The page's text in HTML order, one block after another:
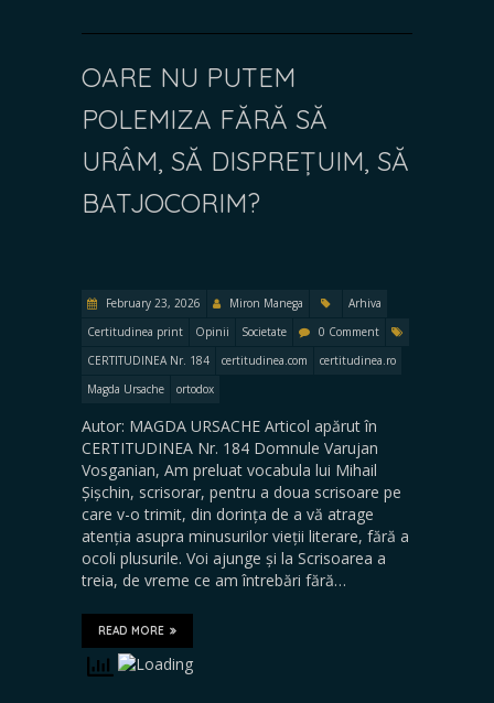
OARE NU PUTEM
POLEMIZA FĂRĂ SĂ
URÂM, SĂ DISPREȚUIM, SĂ
BATJOCORIM?
February 23, 2026 Miron Manega
Arhiva
Certitudinea print
Opinii Societate
0 Comment
CERTITUDINEA Nr. 184
certitudinea.com
certitudinea.ro
Magda Ursache
ortodox
Autor: MAGDA URSACHE Articol apărut în
CERTITUDINEA Nr. 184 Domnule Varujan
Vosganian, Am preluat vocabula lui Mihail
Șișchin, scrisorar, pentru a doua scrisoare pe
care v-o trimit, din dorința de a vă atrage
atenția asupra minusurilor vieții literare, fără a
ocoli plusurile. Voi ajunge și la Scrisoarea a
treia, de vreme ce am întrebări fără…
READ MORE